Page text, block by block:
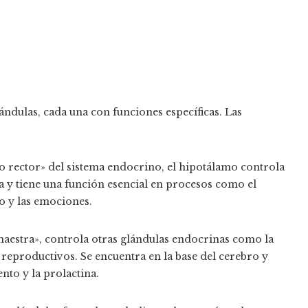
cada una con funciones específicas. Las
rector» del sistema endocrino, el hipotálamo controla
tiene una función esencial en procesos como el
y las emociones.
controla otras glándulas endocrinas como la
Se encuentra en la base del cerebro y
y la prolactina.